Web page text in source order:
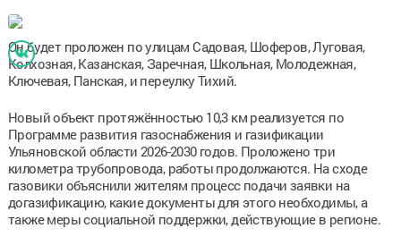
Он будет проложен по улицам Садовая, Шоферов, Луговая,
Колхозная, Казанская, Заречная, Школьная, Молодежная,
Ключевая, Панская, и переулку Тихий.
Новый объект протяжённостью 10,3 км реализуется по
Программе развития газоснабжения и газификации
Ульяновской области 2026-2030 годов. Проложено три
километра трубопровода, работы продолжаются. На сходе
газовики объяснили жителям процесс подачи заявки на
догазификацию, какие документы для этого необходимы, а
также меры социальной поддержки, действующие в регионе.